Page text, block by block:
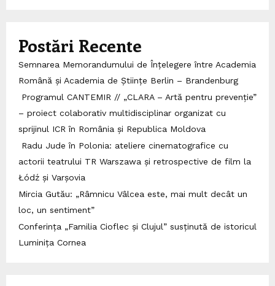
Postări Recente
Semnarea Memorandumului de Înțelegere între Academia
Română și Academia de Științe Berlin – Brandenburg
Programul CANTEMIR // „CLARA – Artă pentru prevenție”
– proiect colaborativ multidisciplinar organizat cu
sprijinul ICR în România și Republica Moldova
Radu Jude în Polonia: ateliere cinematografice cu
actorii teatrului TR Warszawa și retrospective de film la
Łódź și Varșovia
Mircia Gutău: „Râmnicu Vâlcea este, mai mult decât un
loc, un sentiment”
Conferința „Familia Cioflec și Clujul” susținută de istoricul
Luminița Cornea